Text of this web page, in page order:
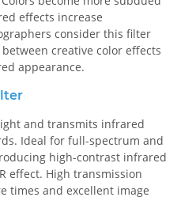
effects increase
consider this filter
creative color effects
appearance.
and transmits infrared
Ideal for full-spectrum and
high-contrast infrared
effect. High transmission
times and excellent image